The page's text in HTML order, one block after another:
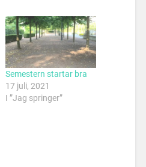
Semestern startar bra
17 juli, 2021
I ”Jag springer”